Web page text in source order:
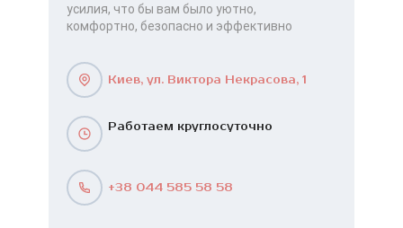
усилия, что бы вам было уютно,
комфортно, безопасно и эффективно
Киев, ул. Виктора Некрасова, 1
Работаем круглосуточно
+38 044 585 58 58